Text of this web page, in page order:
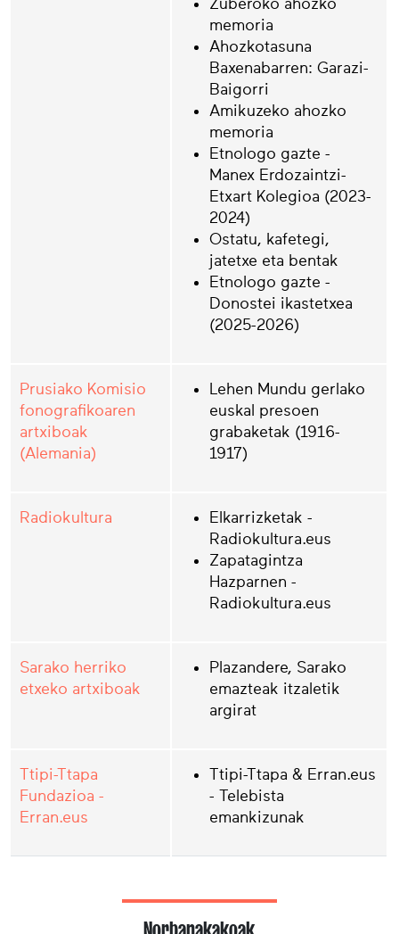
Zuberoko ahozko
memoria
Ahozkotasuna
Baxenabarren: Garazi-
Baigorri
Amikuzeko ahozko
memoria
Etnologo gazte -
Manex Erdozaintzi-
Etxart Kolegioa (2023-
2024)
Ostatu, kafetegi,
jatetxe eta bentak
Etnologo gazte -
Donostei ikastetxea
(2025-2026)
Prusiako Komisio
fonografikoaren
artxiboak
(Alemania)
Lehen Mundu gerlako
euskal presoen
grabaketak (1916-
1917)
Radiokultura
Elkarrizketak -
Radiokultura.eus
Zapatagintza
Hazparnen -
Radiokultura.eus
Sarako herriko
etxeko artxiboak
Plazandere, Sarako
emazteak itzaletik
argirat
Ttipi-Ttapa
Fundazioa -
Erran.eus
Ttipi-Ttapa & Erran.eus
- Telebista
emankizunak